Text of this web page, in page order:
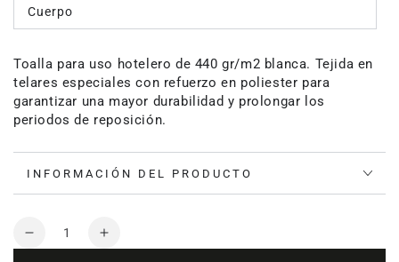
Cuerpo
Toalla para uso hotelero de 440 gr/m2 blanca. Tejida en
telares especiales con refuerzo en poliester para
garantizar una mayor durabilidad y prolongar los
periodos de reposición.
INFORMACIÓN DEL PRODUCTO
Cantidad
Reducir
Aumentar